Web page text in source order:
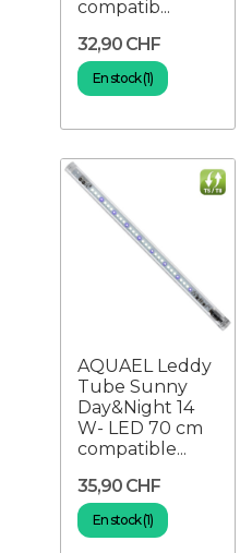
compatib...
32,90 CHF
En stock (1)
AQUAEL Leddy
Tube Sunny
Day&Night 14
W- LED 70 cm
compatible...
35,90 CHF
En stock (1)